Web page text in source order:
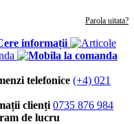
Parola uitata?
informații
telefonice (+4) 021
clienți 0735 876 984
de lucru